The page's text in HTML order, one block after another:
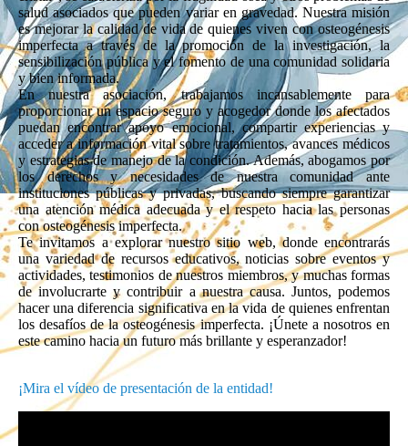
salud asociados que pueden variar en gravedad. Nuestra misión
es mejorar la calidad de vida de quienes viven con osteogénesis
imperfecta a través de la promoción de la investigación, la
sensibilización pública y el fomento de una comunidad solidaria
y bien informada.
En nuestra asociación, trabajamos incansablemente para
proporcionar un espacio seguro y acogedor donde los afectados
puedan encontrar apoyo emocional, compartir experiencias y
acceder a información vital sobre tratamientos, avances médicos
y estrategias de manejo de la condición. Además, abogamos por
los derechos y necesidades de nuestra comunidad ante
instituciones públicas y privadas, buscando siempre garantizar
una atención médica adecuada y el respeto hacia las personas
con osteogénesis imperfecta.
Te invitamos a explorar nuestro sitio web, donde encontrarás
una variedad de recursos educativos, noticias sobre eventos y
actividades, testimonios de nuestros miembros, y muchas formas
de involucrarte y contribuir a nuestra causa. Juntos, podemos
hacer una diferencia significativa en la vida de quienes enfrentan
los desafíos de la osteogénesis imperfecta. ¡Únete a nosotros en
este camino hacia un futuro más brillante y esperanzador!
¡Mira el vídeo de presentación de la entidad!